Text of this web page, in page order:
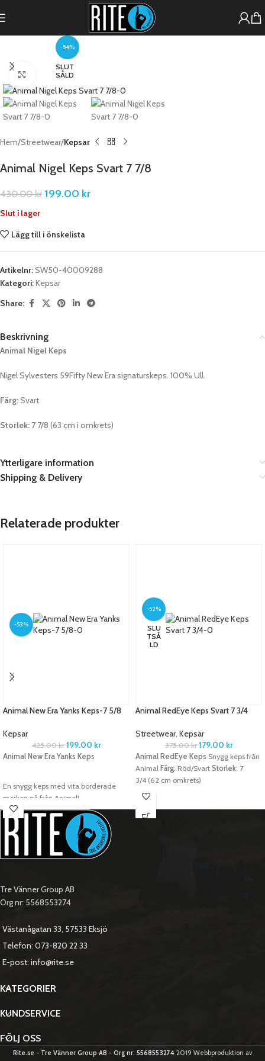
-54%
SLUT
SÅLD
Förstora
Hem Streetwear Kepsar
Animal Nigel Keps Svart 7 7/8
430.00kr 199.00 kr
Slut i lager
Lägg till i önskelista
Artikelnr:SW50-40009288
Kategori:Kepsar
Share:
Beskrivning
Animal Nigel Keps
Nigel Sylvesters 59Fifty New Era signaturskeps. 100% Ull.
Färg:Svart
Storlek: 7 7/8 (63 cm i omkrets)
Ytterligare information
Shipping & Delivery
Relaterade produkter
-53%
Animal New Era Yanks Keps-7 5/8
Kepsar
425.00kr 199.00 kr
Animal New Era Yanks Keps
En snygg keps med vita borderade
märken på från Animal!
Färg:
Mörkblå
Storlek:
7 5/8 (60,6 cm i omkrets)
-52%
SLU
TSÅ
LD
Animal RedEye Keps Svart 7 3/4
Streetwear, Kepsar
375.00kr 179.00 kr
Animal RedEye Keps Snygg keps från
Animal Färg: Röd/Svart Storlek: 7
3/4 (62 cm omkrets)
Tre Vänner Group AB
Org nr: 5568553274
Västanågatan 33, 57533 Eksjö
Telefon: 073-820 22 33
E-post: info@rite.se
KATEGORIER
KUNDSERVICE
FÖLJ OSS
Rite.se - Tre Vänner Group AB - Org nr: 5568553274 2019 Webbproduktion av